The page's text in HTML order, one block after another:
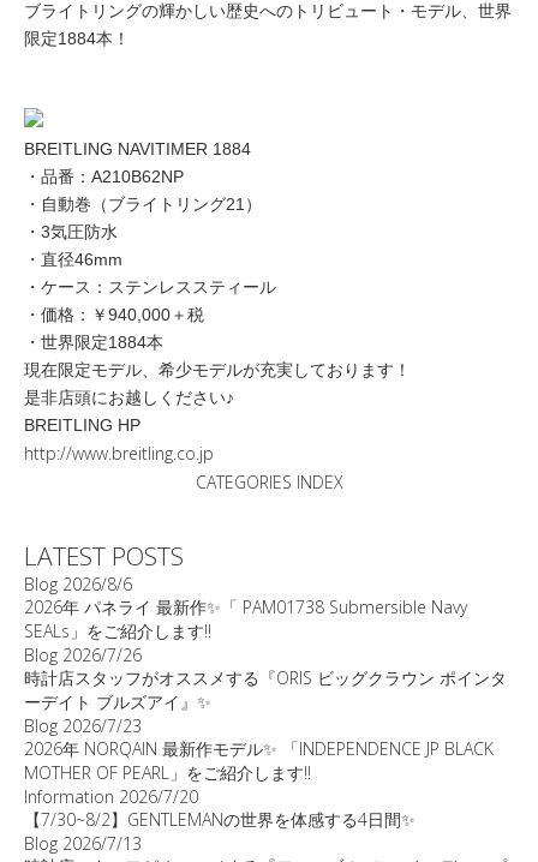
ブライトリングの輝かしい歴史へのトリビュート・モデル、世界
限定1884本！
BREITLING NAVITIMER 1884
・品番：A210B62NP
・自動巻（ブライトリング21）
・3気圧防水
・直径46mm
・ケース：ステンレススティール
・価格：￥940,000＋税
・世界限定1884本
現在限定モデル、希少モデルが充実しております！
是非店頭にお越しください♪
BREITLING HP
http://www.breitling.co.jp
CATEGORIES INDEX
LATEST POSTS
Blog 2026/8/6
2026年 パネライ 最新作✨「 PAM01738 Submersible Navy
SEALs」をご紹介します‼️
Blog 2026/7/26
時計店スタッフがオススメする『ORIS ビッグクラウン ポインタ
ーデイト ブルズアイ』✨
Blog 2026/7/23
2026年 NORQAIN 最新作モデル✨ 「INDEPENDENCE JP BLACK
MOTHER OF PEARL」をご紹介します‼️
Information 2026/7/20
【7/30~8/2】GENTLEMANの世界を体感する4日間✨
Blog 2026/7/13